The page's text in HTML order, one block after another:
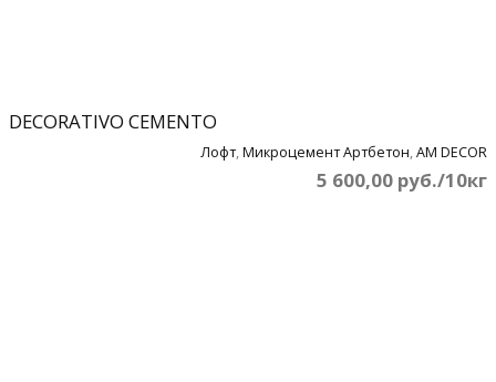
DECORATIVO CEMENTO
Лофт,Микроцемент Артбетон,AM DECOR
5 600,00 руб./10кг